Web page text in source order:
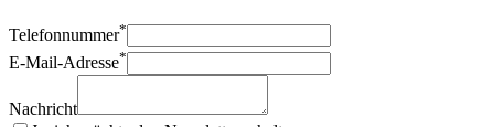
Telefonnummer*
E-Mail-Adresse*
Nachricht